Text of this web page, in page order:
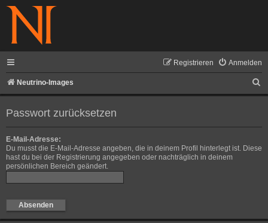
Anmelden
Registrieren
Neutrino-Images
u
Passwort zurücksetzen
E-Mail-Adresse:
Du musst die E-Mail-Adresse angeben, die in deinem Profil hinterlegt ist. Diese
hast du bei der Registrierung angegeben oder nachträglich in deinem
persönlichen Bereich geändert.